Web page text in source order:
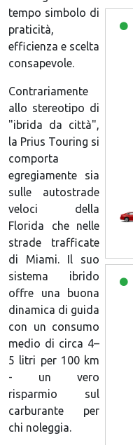
tempo simbolo di
praticità,
efficienza e scelta
consapevole.
Contrariamente
allo stereotipo di
"ibrida da città",
la Prius Touring si
comporta
egregiamente sia
sulle autostrade
veloci della
Florida che nelle
strade trafficate
di Miami. Il suo
sistema ibrido
offre una buona
dinamica di guida
con un consumo
medio di circa 4–
5 litri per 100 km
- un vero
risparmio sul
carburante per
chi noleggia.